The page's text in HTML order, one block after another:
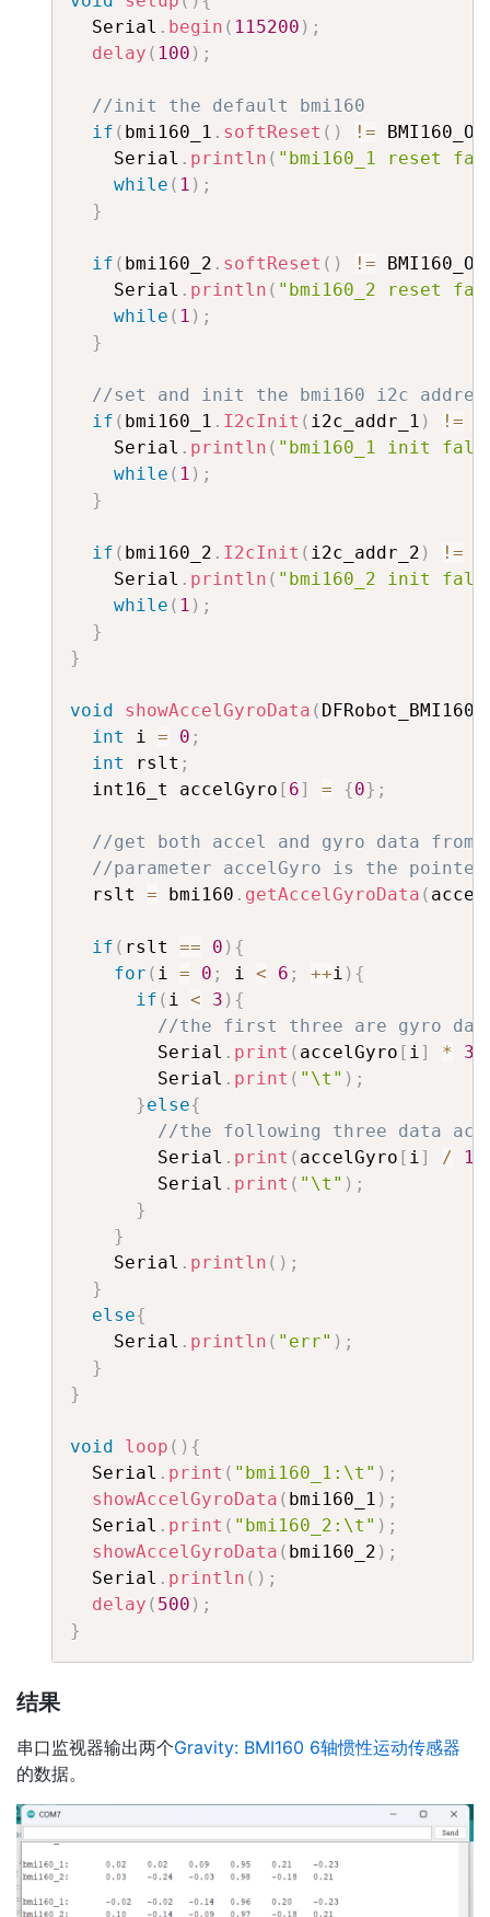
  Serial
. begin ( 115200 ) ;
delay ( 100 ) ;
//init the default bmi160
if ( bmi160_1 . softReset ( ) != BMI160_OK
    Serial
. println ( "bmi160_1 reset
while ( 1 ) ;
}
if ( bmi160_2 . softReset ( ) != BMI160_OK
    Serial
. println ( "bmi160_2 reset
while ( 1 ) ;
}
//set and init the bmi160 i2c
if ( bmi160_1 . I2cInit ( i2c_addr_1 ) !=
    Serial
. println ( "bmi160_1 init
while ( 1 ) ;
}
if ( bmi160_2 . I2cInit ( i2c_addr_2 ) !=
    Serial
. println ( "bmi160_2 init
while ( 1 ) ;
}
}
void showAccelGyroData ( DFRobot_BMI160
int
i = 0 ;
int
rslt ;
  int16_t accelGyro
[ 6] = {0} ;
//get both accel and gyro data from
//parameter accelGyro is the
  rslt
= bmi160 . getAccelGyroData (
if ( rslt == 0 ) {
for ( i = 0 ; i < 6 ; ++i ) {
if ( i < 3 ) {
//the first three are gyro
        Serial
. print ( accelGyro [ i] *
        Serial
. print ( "\t" ) ;
}else{
//the following three data
        Serial
. print ( accelGyro [ i] /
        Serial
. print ( "\t" ) ;
}
}
    Serial
. println ( ) ;
}
else{
    Serial
. println ( "err" ) ;
}
}
void loop ( ) {
  Serial
. print ( "bmi160_1:\t" ) ;
showAccelGyroData ( bmi160_1 ) ;
  Serial
. print ( "bmi160_2:\t" ) ;
showAccelGyroData ( bmi160_2 ) ;
  Serial
. println ( ) ;
delay ( 500 ) ;
}
结果
串口监视器输出两个Gravity: BMI160 6轴惯性运动传感器
的数据。